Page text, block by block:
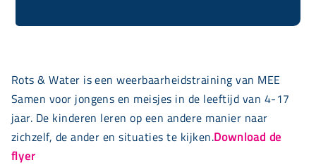
Rots & Water is een weerbaarheidstraining van MEE
Samen voor jongens en meisjes in de leeftijd van 4-17
jaar. De kinderen leren op een andere manier naar
zichzelf, de ander en situaties te kijken.Download de
flyer